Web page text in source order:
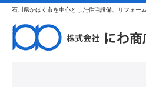
石川県かほく市を中心とした住宅設備、リフォー